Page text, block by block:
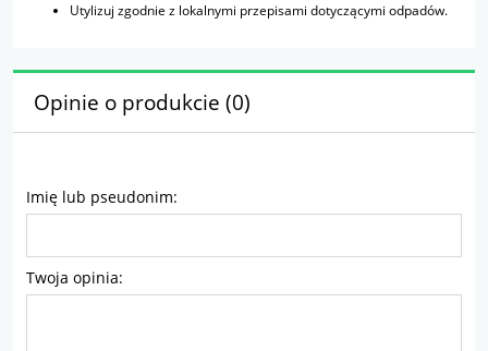
Utylizuj zgodnie z lokalnymi przepisami dotyczącymi odpadów.
Opinie o produkcie (0)
Imię lub pseudonim:
Twoja opinia: